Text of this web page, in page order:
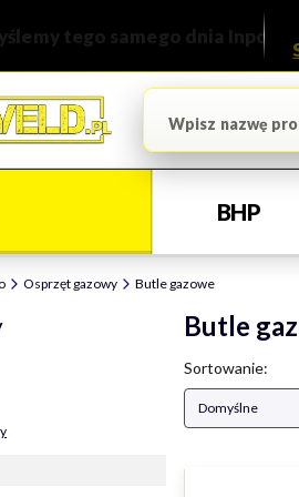
tego samego dnia Inpost
BHP
Osprzęt gazowy Butle gazowe
Butle
Lista
Sortowanie:
Domyślne